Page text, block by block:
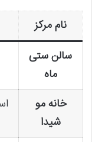
نام مرکز
سالن ستی
ماه
خانه مو
شیدا